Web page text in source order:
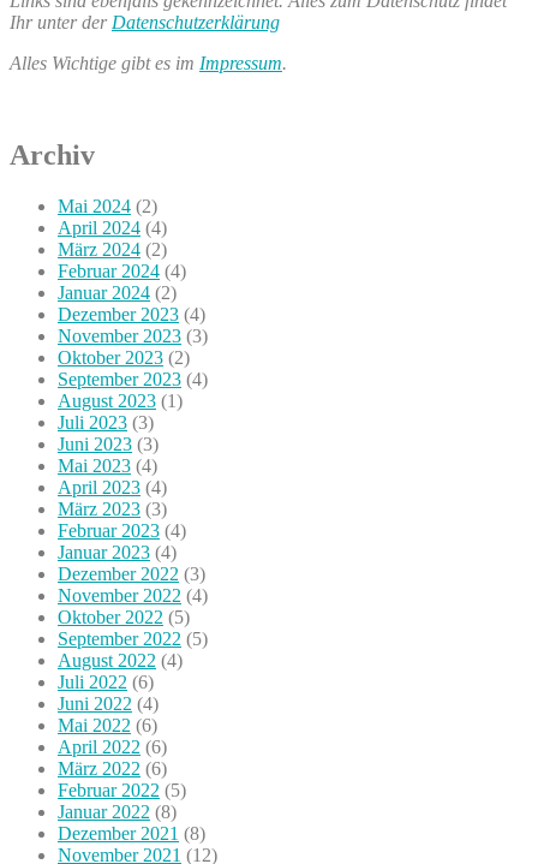
Ihr unter der Datenschutzerklärung
Alles Wichtige gibt es im Impressum.
Archiv
Mai 2024 (2)
April 2024 (4)
März 2024 (2)
Februar 2024 (4)
Januar 2024 (2)
Dezember 2023 (4)
November 2023 (3)
Oktober 2023 (2)
September 2023 (4)
August 2023 (1)
Juli 2023 (3)
Juni 2023 (3)
Mai 2023 (4)
April 2023 (4)
März 2023 (3)
Februar 2023 (4)
Januar 2023 (4)
Dezember 2022 (3)
November 2022 (4)
Oktober 2022 (5)
September 2022 (5)
August 2022 (4)
Juli 2022 (6)
Juni 2022 (4)
Mai 2022 (6)
April 2022 (6)
März 2022 (6)
Februar 2022 (5)
Januar 2022 (8)
Dezember 2021 (8)
November 2021 (12)